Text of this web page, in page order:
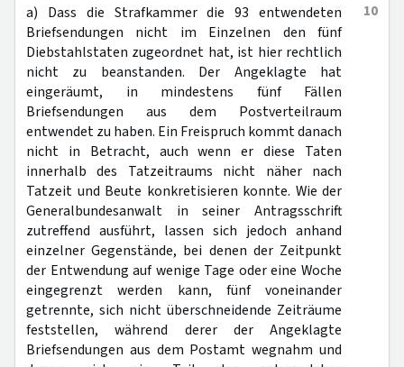
10
a) Dass die Strafkammer die 93 entwendeten
Briefsendungen nicht im Einzelnen den fünf
Diebstahlstaten zugeordnet hat, ist hier rechtlich
nicht zu beanstanden. Der Angeklagte hat
eingeräumt, in mindestens fünf Fällen
Briefsendungen aus dem Postverteilraum
entwendet zu haben. Ein Freispruch kommt danach
nicht in Betracht, auch wenn er diese Taten
innerhalb des Tatzeitraums nicht näher nach
Tatzeit und Beute konkretisieren konnte. Wie der
Generalbundesanwalt in seiner Antragsschrift
zutreffend ausführt, lassen sich jedoch anhand
einzelner Gegenstände, bei denen der Zeitpunkt
der Entwendung auf wenige Tage oder eine Woche
eingegrenzt werden kann, fünf voneinander
getrennte, sich nicht überschneidende Zeiträume
feststellen, während derer der Angeklagte
Briefsendungen aus dem Postamt wegnahm und